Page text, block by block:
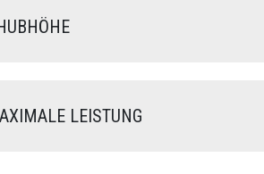
LEISTUNG